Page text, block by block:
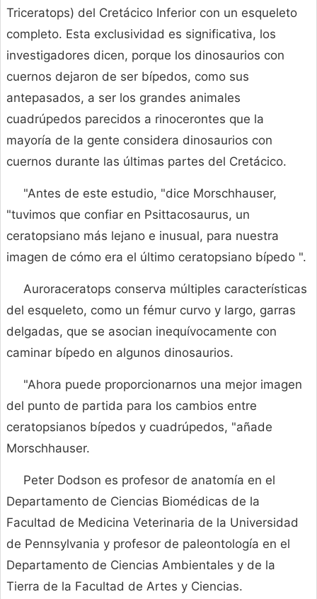
Triceratops) del Cretácico Inferior con un esqueleto
completo. Esta exclusividad es significativa, los
investigadores dicen, porque los dinosaurios con
cuernos dejaron de ser bípedos, como sus
antepasados, a ser los grandes animales
cuadrúpedos parecidos a rinocerontes que la
mayoría de la gente considera dinosaurios con
cuernos durante las últimas partes del Cretácico.
"Antes de este estudio, "dice Morschhauser,
"tuvimos que confiar en Psittacosaurus, un
ceratopsiano más lejano e inusual, para nuestra
imagen de cómo era el último ceratopsiano bípedo ".
Auroraceratops conserva múltiples características
del esqueleto, como un fémur curvo y largo, garras
delgadas, que se asocian inequívocamente con
caminar bípedo en algunos dinosaurios.
"Ahora puede proporcionarnos una mejor imagen
del punto de partida para los cambios entre
ceratopsianos bípedos y cuadrúpedos, "añade
Morschhauser.
Peter Dodson es profesor de anatomía en el
Departamento de Ciencias Biomédicas de la
Facultad de Medicina Veterinaria de la Universidad
de Pennsylvania y profesor de paleontología en el
Departamento de Ciencias Ambientales y de la
Tierra de la Facultad de Artes y Ciencias.